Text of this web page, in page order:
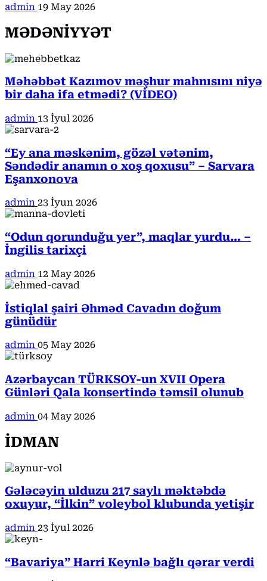
admin 19 May 2026
MƏDƏNİYYƏT
Məhəbbət Kazımov məşhur mahnısını niyə
bir daha ifa etmədi? (VİDEO)
admin 13 İyul 2026
“Ey ana məskənim, gözəl vətənim,
Səndədir anamın o xoş qoxusu” – Sarvara
Eşanxonova
admin 23 İyun 2026
“Odun qorunduğu yer”, maqlar yurdu… –
İngilis tarixçi
admin 12 May 2026
İstiqlal şairi Əhməd Cavadın doğum
günüdür
admin 05 May 2026
Azərbaycan TÜRKSOY-un XVII Opera
Günləri Qala konsertində təmsil olunub
admin 04 May 2026
İDMAN
Gələcəyin ulduzu 217 saylı məktəbdə
oxuyur, “İlkin” voleybol klubunda yetişir
admin 23 İyul 2026
“Bavariya” Harri Keynlə bağlı qərar verdi